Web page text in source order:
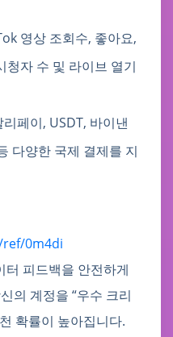
영상 조회수, 좋아요,
청자 수 및 라이브 열기
페이, USDT, 바이낸
다양한 국제 결제를 지
0m4di
피드백을 안전하게
의 계정을 “우수 크리
확률이 높아집니다.